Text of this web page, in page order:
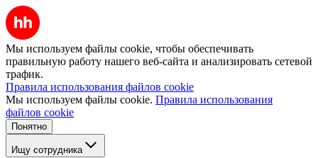
Мы используем файлы cookie, чтобы обеспечивать
правильную работу нашего веб-сайта и анализировать сетевой
трафик.
Правила использования файлов cookie
Мы используем файлы cookie. Правила использования
файлов cookie
Понятно
Ищу сотрудника